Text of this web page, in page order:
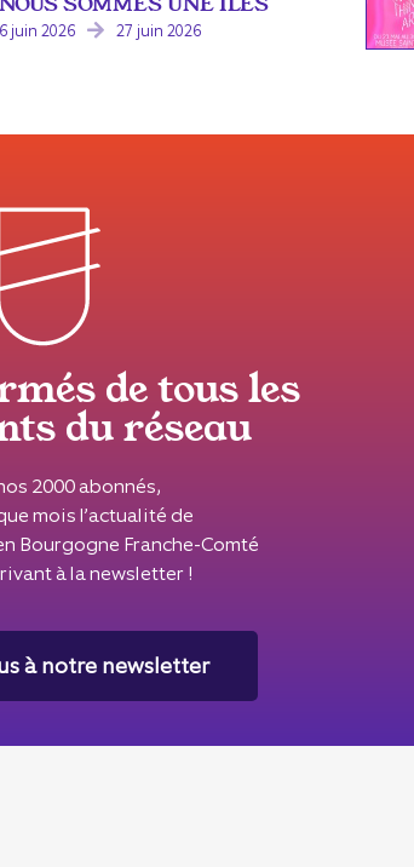
6 juin 2026 27 juin 2026
de tous les
du réseau
2000 abonnés,
mois l’actualité de
Bourgogne Franche-Comté
à la newsletter !
à notre newsletter